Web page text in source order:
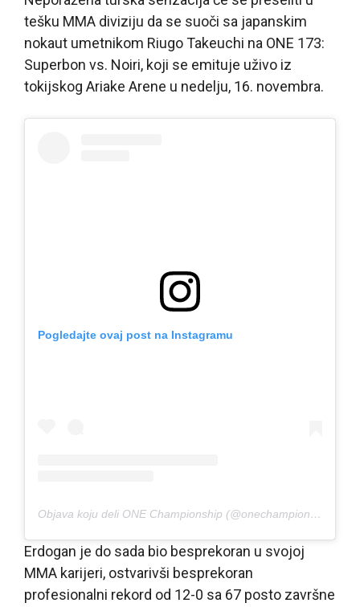
tešku MMA diviziju da se suoči sa japanskim
nokaut umetnikom Riugo Takeuchi na ONE 173:
Superbon vs. Noiri, koji se emituje uživo iz
tokijskog Ariake Arene u nedelju, 16. novembra.
Pogledajte ovaj post na Instagramu
Objava koju deli ONE Championship (@onechampionship)
Erdogan je do sada bio besprekoran u svojoj
MMA karijeri, ostvarivši besprekoran
profesionalni rekord od 12-0 sa 67 posto završne